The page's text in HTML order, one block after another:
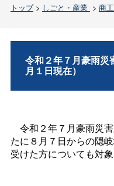
トップ> しごと・産業 > 商
令和２年７月豪雨災
月１日現在）
令和２年７月豪雨災
たに８月７日からの隠
受けた方についても対象